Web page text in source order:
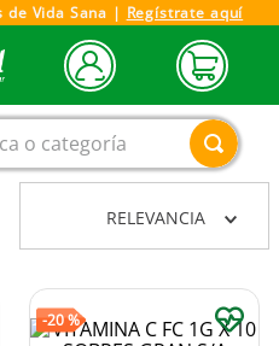
de Vida Sana | Regístrate aquí
RELEVANCIA
-20 %